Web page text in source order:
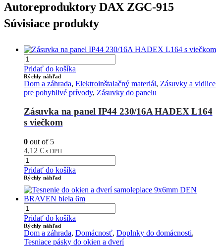
Autoreproduktory DAX ZGC-915
Súvisiace produkty
Pridať do košíka
Rýchly náhľad
Dom a záhrada, Elektroinštalačný materiál, Zásuvky a vidlice
pre pohyblivé prívody, Zásuvky do panelu
Zásuvka na panel IP44 230/16A HADEX L164
s viečkom
0 out of 5
4,12 € s DPH
Pridať do košíka
Rýchly náhľad
Pridať do košíka
Rýchly náhľad
Dom a záhrada, Domácnosť, Doplnky do domácnosti,
Tesniace pásky do okien a dverí